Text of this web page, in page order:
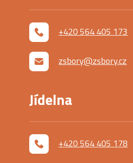
+420 564 405 173
zsbory@zsbory.cz
Jídelna
+420 564 405 178